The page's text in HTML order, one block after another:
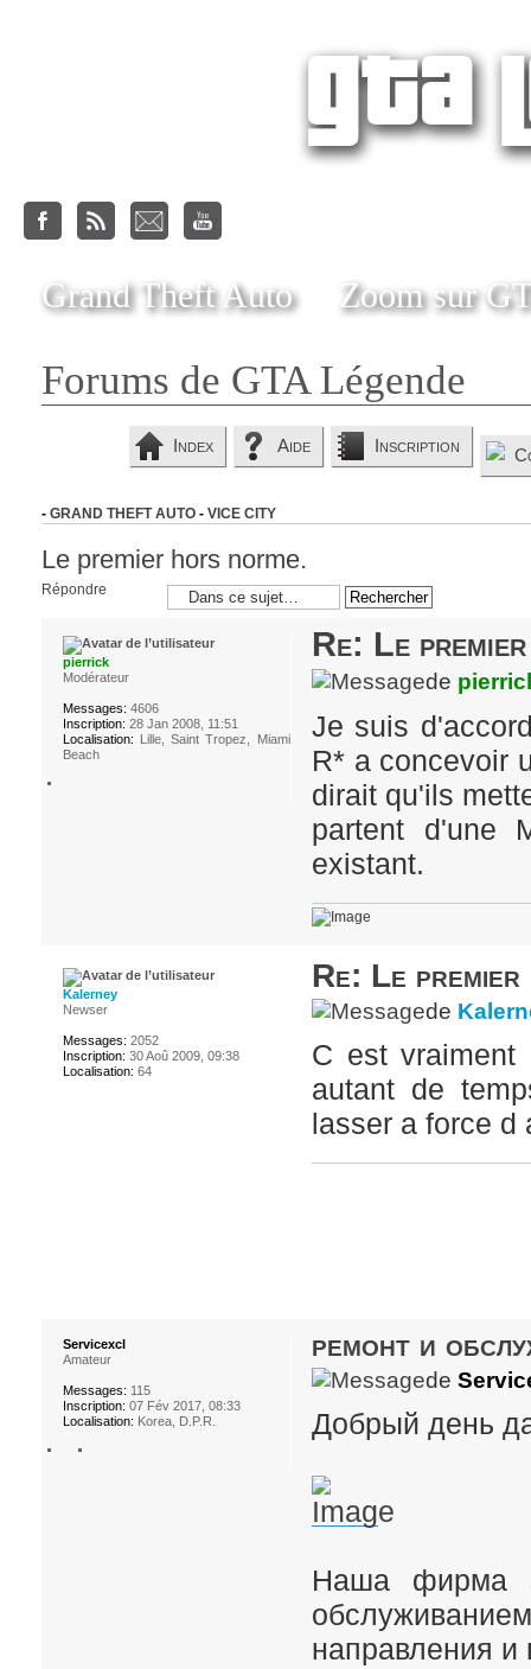
Grand Theft Auto Zoom sur
Forums de GTA Légende
Index Aide Inscription
- GRAND THEFT AUTO - VICE CITY
Le premier hors norme.
Répondre
Re: Le
de
Je suis
R* a concevoir
dirait qu'ils
partent d'une
existant.
pierrick
Modérateur
Messages: 4606
Inscription: 28 Jan 2008, 11:51
Localisation: Lille, Saint Tropez, Miami
Beach
Re: Le
de
C est vraiment
autant de
lasser a force
Kalerney
Newser
Messages: 2052
Inscription: 30 Aoû 2009, 09:38
Localisation: 64
ремонт и
de
Добрый день
Наша фирма
направления
Servicexcl
Amateur
Messages: 115
Inscription: 07 Fév 2017, 08:33
Localisation: Korea, D.P.R.